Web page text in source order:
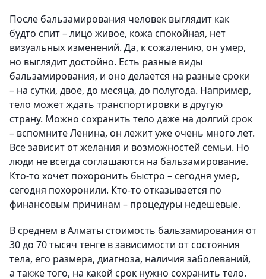
После бальзамирования человек выглядит как
будто спит – лицо живое, кожа спокойная, нет
визуальных изменений. Да, к сожалению, он умер,
но выглядит достойно. Есть разные виды
бальзамирования, и оно делается на разные сроки
– на сутки, двое, до месяца, до полугода. Например,
тело может ждать транспортировки в другую
страну. Можно сохранить тело даже на долгий срок
– вспомните Ленина, он лежит уже очень много лет.
Все зависит от желания и возможностей семьи. Но
люди не всегда соглашаются на бальзамирование.
Кто-то хочет похоронить быстро – сегодня умер,
сегодня похоронили. Кто-то отказывается по
финансовым причинам – процедуры недешевые.
В среднем в Алматы стоимость бальзамирования от
30 до 70 тысяч тенге в зависимости от состояния
тела, его размера, диагноза, наличия заболеваний,
а также того, на какой срок нужно сохранить тело.